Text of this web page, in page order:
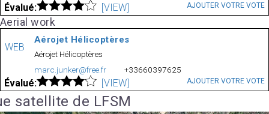
Évalué: [VIEW] AJOUTER VOTRE VOTE
Aerial work
WEB
Aérojet Hélicoptères
Aérojet Hélicoptères
marc.junker@free.fr
+33660397625
Évalué: [VIEW] AJOUTER VOTRE VOTE
satellite de LFSM